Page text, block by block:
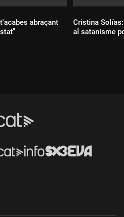
abraçant
Cristina
al satanisme